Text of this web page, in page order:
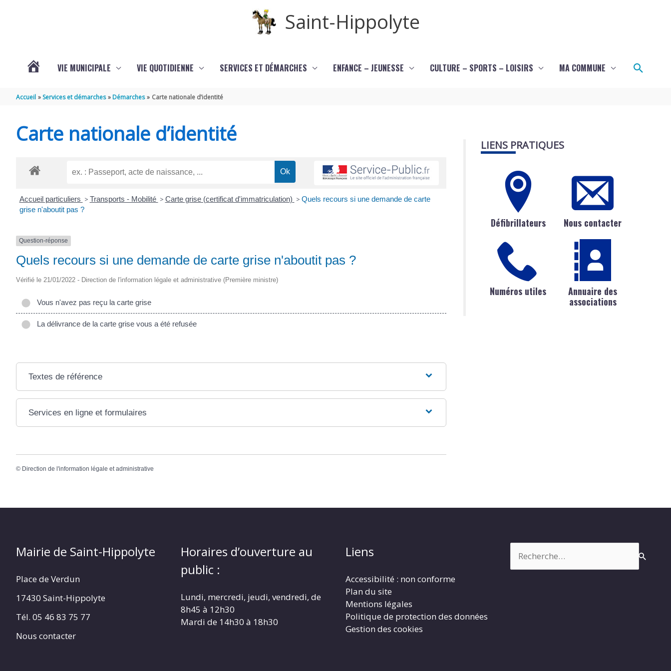
Saint-Hippolyte
SAINT-
HIPPOLYTE
(17430)
VIE MUNICIPALE VIE QUOTIDIENNE SERVICES ET DÉMARCHES ENFANCE – JEUNESSE CULTURE – SPORTS – LOISIRS MA COMMUNE
Accueil Services et démarches Démarches Carte nationale d’identité
Carte nationale d’identité
Accueil particuliers > Transports - Mobilité > Carte grise (certificat d'immatriculation) > Quels recours si une demande de carte
grise n'aboutit pas ?
Question-réponse
Quels recours si une demande de carte grise n'aboutit pas ?
Vérifié le 21/01/2022 - Direction de l'information légale et administrative (Première ministre)
Vous n'avez pas reçu la carte grise
La délivrance de la carte grise vous a été refusée
Textes de référence
Services en ligne et formulaires
© Direction de l'information légale et administrative
LIENS PRATIQUES
Défibrillateurs Nous contacter
Numéros utiles
Annuaire des
associations
Mairie de Saint-Hippolyte
Place de Verdun
17430 Saint-Hippolyte
Tél. 05 46 83 75 77
Nous contacter
Horaires d’ouverture au
public :
Lundi, mercredi, jeudi, vendredi, de
8h45 à 12h30
Mardi de 14h30 à 18h30
Liens
Accessibilité : non conforme
Plan du site
Mentions légales
Politique de protection des données
Gestion des cookies